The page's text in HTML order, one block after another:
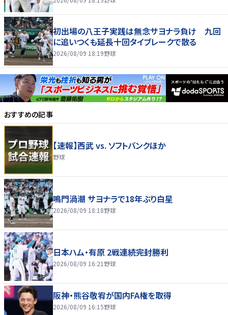
初出場の八王子実践は無念サヨナラ負け 九回
に追いつくも延長十回タイブレークで散る
2026/08/09 18:19野球
おすすめの記事
【速報】西武 vs. ソフトバンクほか
野球
鳴門渦潮 サヨナラで18年ぶり白星
2026/08/09 18:18野球
日本ハム・有原 2戦連続完封勝利
2026/08/09 16:21 野球
阪神・熊谷敬宥が国内FA権を取得
2026/08/09 16:15野球